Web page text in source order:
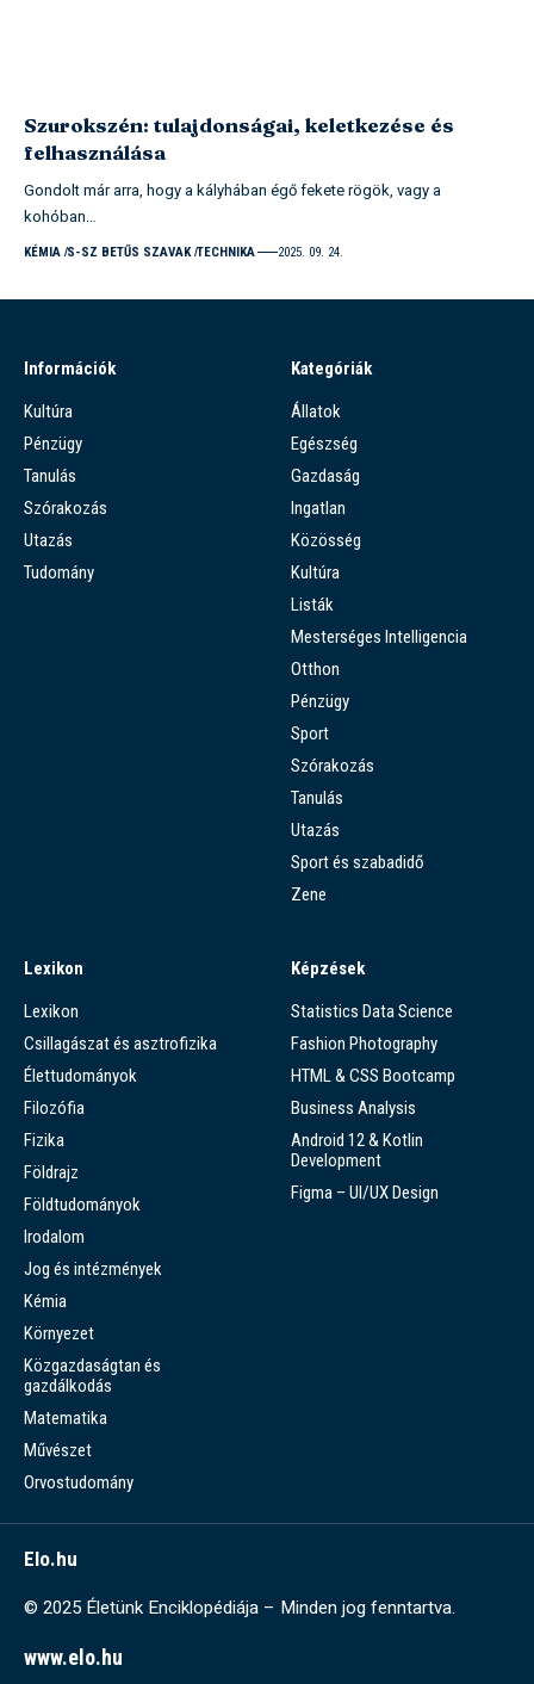
Szurokszén: tulajdonságai, keletkezése és
felhasználása
Gondolt már arra, hogy a kályhában égő fekete rögök, vagy a
kohóban…
KÉMIA S-SZ BETŰS SZAVAK TECHNIKA 2025. 09. 24.
Információk
Kultúra
Pénzügy
Tanulás
Szórakozás
Utazás
Tudomány
Kategóriák
Állatok
Egészség
Gazdaság
Ingatlan
Közösség
Kultúra
Listák
Mesterséges Intelligencia
Otthon
Pénzügy
Sport
Szórakozás
Tanulás
Utazás
Sport és szabadidő
Zene
Lexikon
Lexikon
Csillagászat és asztrofizika
Élettudományok
Filozófia
Fizika
Földrajz
Földtudományok
Irodalom
Jog és intézmények
Kémia
Környezet
Közgazdaságtan és
gazdálkodás
Matematika
Művészet
Orvostudomány
Képzések
Statistics Data Science
Fashion Photography
HTML & CSS Bootcamp
Business Analysis
Android 12 & Kotlin
Development
Figma – UI/UX Design
Elo.hu
© 2025 Életünk Enciklopédiája – Minden jog fenntartva.
www.elo.hu